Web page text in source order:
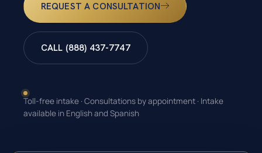
REQUEST A CONSULTATION
CALL (888) 437-7747
Toll-free intake · Consultations by appointment · Intake
available in English and Spanish